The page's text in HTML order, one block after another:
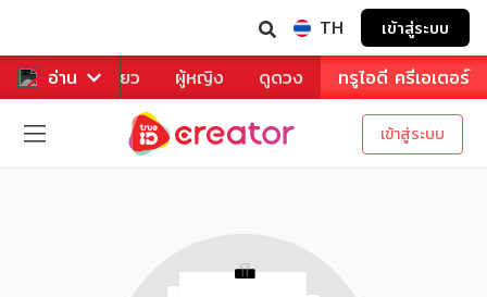
TH เข้าสู่ระบบ
อ่าน
หาร ท่องเที่ยว ผู้หญิง ดูดวง ทรูไอดี ครีเอเตอร์
เข้าสู่ระบบ